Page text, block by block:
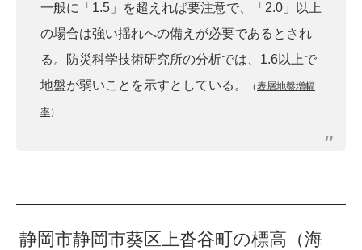
一般に「1.5」を超えれば要注意で、「2.0」以上
の場合は強い揺れへの備えが必要であるとされ
る。防災科学技術研究所の分析では、1.6以上で
地盤が弱いことを示すとしている。
（表層地盤増幅
率）
静岡市静岡市葵区上沓谷町の標高（海